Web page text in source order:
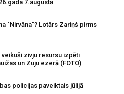
7.augustā
"Nirvāna"? Lotārs Zariņš pirms
veikuši zivju resursu izpēti
un Zuju ezerā (FOTO)
policijas paveiktais jūlijā